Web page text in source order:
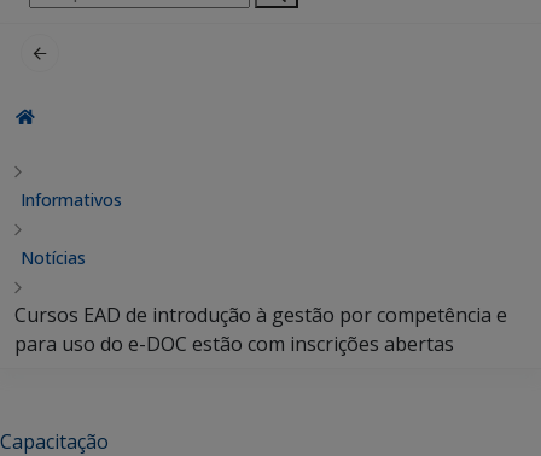
por:
Informativos
Notícias
Cursos EAD de introdução à gestão por competência e
para uso do e-DOC estão com inscrições abertas
Capacitação